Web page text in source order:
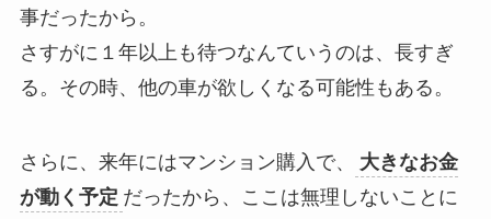
事だったから。
さすがに１年以上も待つなんていうのは、長すぎ
る。その時、他の車が欲しくなる可能性もある。
さらに、来年にはマンション購入で、
大きなお金
が動く予定 だったから、ここは無理しないことに